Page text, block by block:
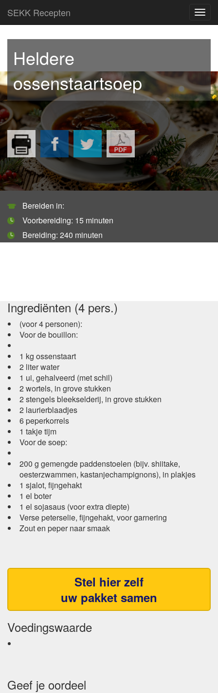
SEKK Recepten
Heldere
ossenstaartsoep
Bereiden in:
Voorbereiding: 15 minuten
Bereiding: 240 minuten
Ingrediënten (4 pers.)
(voor 4 personen):
Voor de bouillon:
1 kg ossenstaart
2 liter water
1 ui, gehalveerd (met schil)
2 wortels, in grove stukken
2 stengels bleekselderij, in grove stukken
2 laurierblaadjes
6 peperkorrels
1 takje tijm
Voor de soep:
200 g gemengde paddenstoelen (bijv. shiitake,
oesterzwammen, kastanjechampignons), in plakjes
1 sjalot, fijngehakt
1 el boter
1 el sojasaus (voor extra diepte)
Verse peterselie, fijngehakt, voor garnering
Zout en peper naar smaak
Stel hier zelf
uw pakket samen
Voedingswaarde
Geef je oordeel